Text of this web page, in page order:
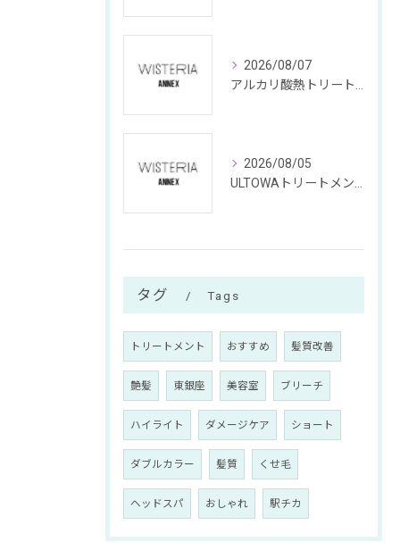
2026/08/07
2026/08/05
タグ Tags
トリートメント おすすめ 髪質改善
艶髪 東銀座 美容室 ブリーチ
ハイライト ダメージケア ショート
ダブルカラー 髪質 くせ毛
ヘッドスパ おしゃれ 駅チカ